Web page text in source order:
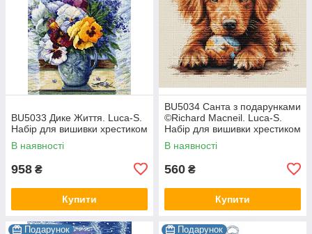
BU5033 Дике Життя. Luca-S.
Набір для вишивки хрестиком
В наявності
958 ₴
Купити
BU5034 Санта з подарунками
©Richard Macneil. Luca-S.
Набір для вишивки хрестиком
В наявності
560 ₴
Купити
Подарунок Подарунок